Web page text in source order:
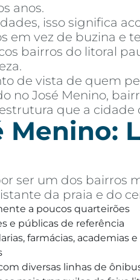
anos.
isso significa
em vez de buzina
bairros do litoral
de vista de quem
no José Menino,
que a cidade
Menino:
ser um dos bairros
da praia e do
a poucos quarteirões
e públicas de referência
farmácias, academias
diversas linhas de